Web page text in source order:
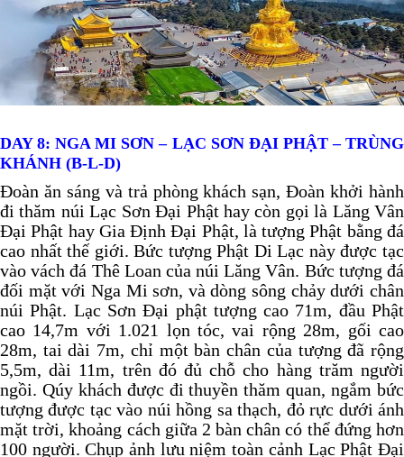
DAY 8: NGA MI SƠN – LẠC SƠN ĐẠI PHẬT – TRÙNG
KHÁNH (B-L-D)
Đoàn ăn sáng và trả phòng khách sạn, Đoàn khởi hành
đi thăm núi Lạc Sơn Đại Phật hay còn gọi là Lăng Vân
Đại Phật hay Gia Định Đại Phật, là tượng Phật bằng đá
cao nhất thế giới. Bức tượng Phật Di Lạc này được tạc
vào vách đá Thê Loan của núi Lăng Vân. Bức tượng đá
đối mặt với Nga Mi sơn, và dòng sông chảy dưới chân
núi Phật. Lạc Sơn Đại phật tượng cao 71m, đầu Phật
cao 14,7m với 1.021 lọn tóc, vai rộng 28m, gối cao
28m, tai dài 7m, chỉ một bàn chân của tượng đã rộng
5,5m, dài 11m, trên đó đủ chỗ cho hàng trăm người
ngồi. Qúy khách được đi thuyền thăm quan, ngắm bức
tượng được tạc vào núi hồng sa thạch, đỏ rực dưới ánh
mặt trời, khoảng cách giữa 2 bàn chân có thể đứng hơn
100 người. Chụp ảnh lưu niệm toàn cảnh Lạc Phật Đại